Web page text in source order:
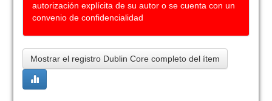
autorización explícita de su autor o se cuenta con un
convenio de confidencialidad
Mostrar el registro Dublin Core completo del ítem